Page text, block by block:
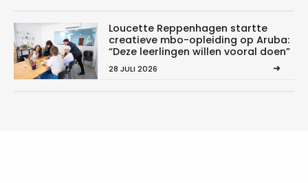
Loucette Reppenhagen startte
creatieve mbo-opleiding op Aruba:
“Deze leerlingen willen vooral doen”
28 JULI 2026